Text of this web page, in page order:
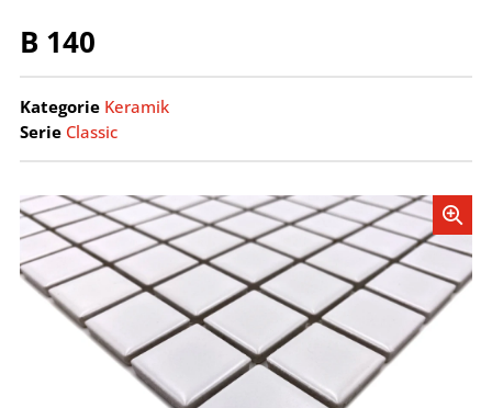
B 140
Kategorie Keramik
Serie Classic